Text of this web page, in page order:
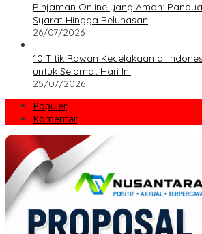
Pinjaman Online yang Aman:
Syarat Hingga Pelunasan
26/07/2026
10 Titik Rawan Kecelakaan di
untuk Selamat Hari Ini
25/07/2026
Populer
Komentar